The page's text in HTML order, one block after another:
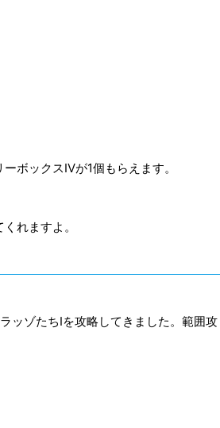
ボックスIVが1個もらえます。
れますよ。
ッゾたちIを攻略してきました。範囲攻